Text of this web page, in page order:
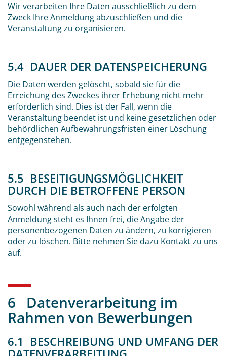
Wir verarbeiten Ihre Daten ausschließlich zu dem
Zweck Ihre Anmeldung abzuschließen und die
Veranstaltung zu organisieren.
5.4 DAUER DER DATENSPEICHERUNG
Die Daten werden gelöscht, sobald sie für die
Erreichung des Zweckes ihrer Erhebung nicht mehr
erforderlich sind. Dies ist der Fall, wenn die
Veranstaltung beendet ist und keine gesetzlichen oder
behördlichen Aufbewahrungsfristen einer Löschung
entgegenstehen.
5.5 BESEITIGUNGSMÖGLICHKEIT
DURCH DIE BETROFFENE PERSON
Sowohl während als auch nach der erfolgten
Anmeldung steht es Ihnen frei, die Angabe der
personenbezogenen Daten zu ändern, zu korrigieren
oder zu löschen. Bitte nehmen Sie dazu Kontakt zu uns
auf.
6 Datenverarbeitung im
Rahmen von Bewerbungen
6.1 BESCHREIBUNG UND UMFANG DER